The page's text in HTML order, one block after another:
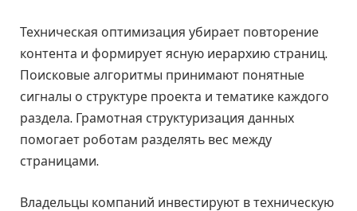
Техническая оптимизация убирает повторение
контента и формирует ясную иерархию страниц.
Поисковые алгоритмы принимают понятные
сигналы о структуре проекта и тематике каждого
раздела. Грамотная структуризация данных
помогает роботам разделять вес между
страницами.
Владельцы компаний инвестируют в техническую